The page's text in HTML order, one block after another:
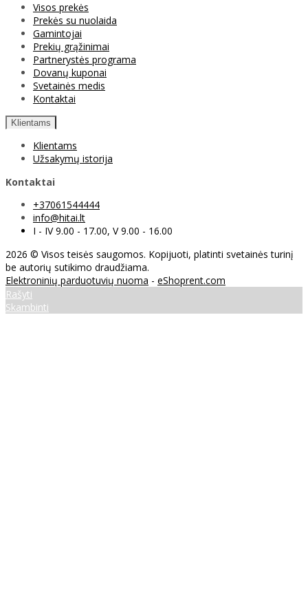
Visos prekės
Prekės su nuolaida
Gamintojai
Prekių grąžinimai
Partnerystės programa
Dovanų kuponai
Svetainės medis
Kontaktai
Klientams
Klientams
Užsakymų istorija
Kontaktai
+37061544444
info@hitai.lt
I - IV 9.00 - 17.00, V 9.00 - 16.00
2026 © Visos teisės saugomos. Kopijuoti, platinti svetainės turinį
be autorių sutikimo draudžiama.
Elektroninių parduotuvių nuoma - eShoprent.com
Rašyti
Skambinti